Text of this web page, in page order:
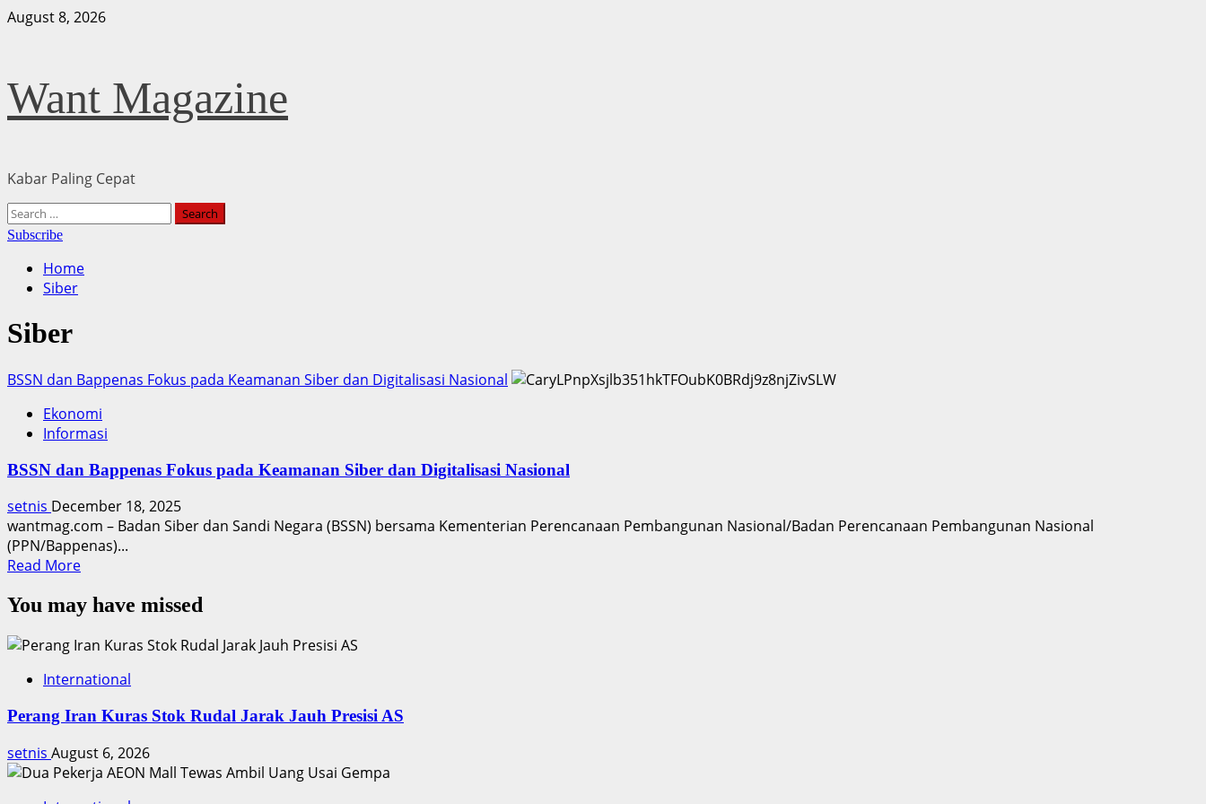
Skip
August 8, 2026
Want Magazine
Kabar Paling Cepat
Primary
Menu
Search
for:
Subscribe
Home
Siber
Siber
BSSN dan Bappenas Fokus pada Keamanan Siber dan Digitalisasi Nasional
Ekonomi
Informasi
BSSN dan Bappenas Fokus pada Keamanan Siber dan Digitalisasi Nasional
setnis December 18, 2025
wantmag.com – Badan Siber dan Sandi Negara (BSSN) bersama Kementerian Perencanaan Pembangunan Nasional/Badan Perencanaan Pembangunan Nasional
(PPN/Bappenas)...
Read MoreRead
about
dan
Fokus
Keamanan
dan
Digitalisasi
You may have missed
International
Perang Iran Kuras Stok Rudal Jarak Jauh Presisi AS
setnis August 6, 2026